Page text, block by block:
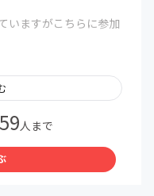
いますがこちらに参加
使ったオススメ馬情
益な情報については、
LINEオープンチャット
から自動送信されるメ
援完了のお知らせ」）
トへの参加手順をご連
59人まで